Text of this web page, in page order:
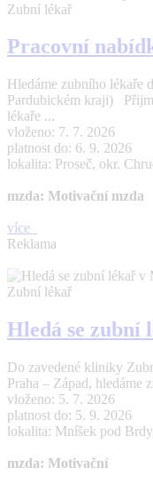
Zubní lékař
Pracovní
Hledáme zubního lékaře
Pardubickém kraji)
lékaře ...
vloženo: 7. 7. 2026
platnost do: 6. 9. 2026
lokalita: Proseč, okr.
mzda: Motivační mzda
více
Reklama
Zubní lékař
Hledá se zubní
Do zavedené kliniky
Praha – Západ, hledáme
vloženo: 5. 7. 2026
platnost do: 5. 9. 2026
lokalita: Mníšek pod
mzda: Motivační